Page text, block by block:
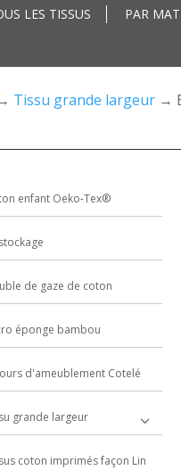
LES TISSUS PAR
Tissu grande largeur →
enfant Oeko-Tex®
de gaze de coton
éponge bambou
d'ameublement Cotelé
grande largeur
coton imprimés façon Lin